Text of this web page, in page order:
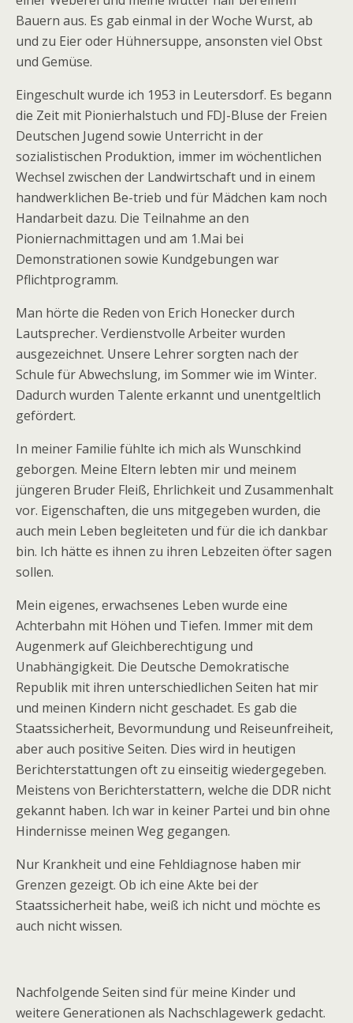
Bauern aus. Es gab einmal in der Woche Wurst, ab
und zu Eier oder Hühnersuppe, ansonsten viel Obst
und Gemüse.
Eingeschult wurde ich 1953 in Leutersdorf. Es begann
die Zeit mit Pionierhalstuch und FDJ-Bluse der Freien
Deutschen Jugend sowie Unterricht in der
sozialistischen Produktion, immer im wöchentlichen
Wechsel zwischen der Landwirtschaft und in einem
handwerklichen Be-trieb und für Mädchen kam noch
Handarbeit dazu. Die Teilnahme an den
Pioniernachmittagen und am 1.Mai bei
Demonstrationen sowie Kundgebungen war
Pflichtprogramm.
Man hörte die Reden von Erich Honecker durch
Lautsprecher. Verdienstvolle Arbeiter wurden
ausgezeichnet. Unsere Lehrer sorgten nach der
Schule für Abwechslung, im Sommer wie im Winter.
Dadurch wurden Talente erkannt und unentgeltlich
gefördert.
In meiner Familie fühlte ich mich als Wunschkind
geborgen. Meine Eltern lebten mir und meinem
jüngeren Bruder Fleiß, Ehrlichkeit und Zusammenhalt
vor. Eigenschaften, die uns mitgegeben wurden, die
auch mein Leben begleiteten und für die ich dankbar
bin. Ich hätte es ihnen zu ihren Lebzeiten öfter sagen
sollen.
Mein eigenes, erwachsenes Leben wurde eine
Achterbahn mit Höhen und Tiefen. Immer mit dem
Augenmerk auf Gleichberechtigung und
Unabhängigkeit. Die Deutsche Demokratische
Republik mit ihren unterschiedlichen Seiten hat mir
und meinen Kindern nicht geschadet. Es gab die
Staatssicherheit, Bevormundung und Reiseunfreiheit,
aber auch positive Seiten. Dies wird in heutigen
Berichterstattungen oft zu einseitig wiedergegeben.
Meistens von Berichterstattern, welche die DDR nicht
gekannt haben. Ich war in keiner Partei und bin ohne
Hindernisse meinen Weg gegangen.
Nur Krankheit und eine Fehldiagnose haben mir
Grenzen gezeigt. Ob ich eine Akte bei der
Staatssicherheit habe, weiß ich nicht und möchte es
auch nicht wissen.
Nachfolgende Seiten sind für meine Kinder und
weitere Generationen als Nachschlagewerk gedacht.